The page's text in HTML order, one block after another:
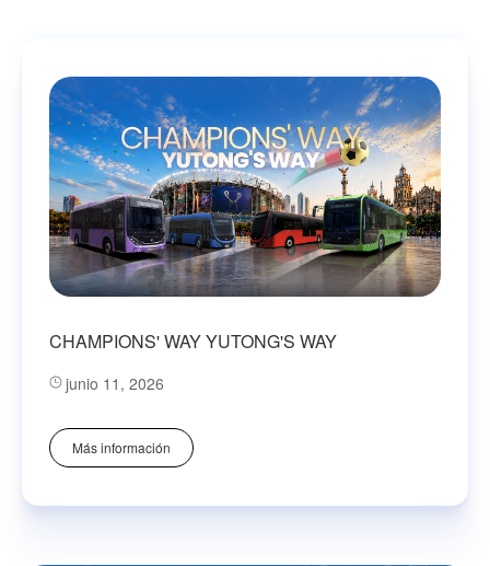
CHAMPIONS' WAY YUTONG'S WAY
junio 11, 2026
Más información